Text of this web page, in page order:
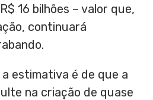
R$ 16 bilhões – valor que,
continuará
estimativa é de que a
na criação de quase